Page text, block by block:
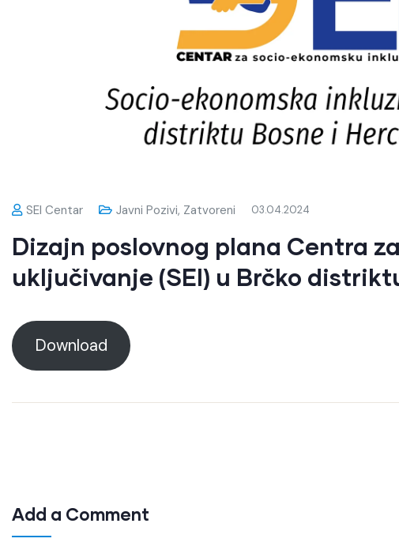
SEI Centar Javni Pozivi, Zatvoreni 03.04.2024
Dizajn poslovnog plana Centra
uključivanje (SEI) u Brčko
Download
Add a Comment